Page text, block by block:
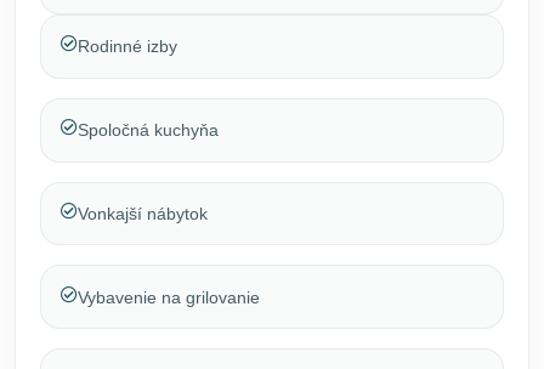
Rodinné izby
Spoločná kuchyňa
Vonkajší nábytok
Vybavenie na grilovanie